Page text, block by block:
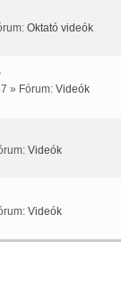
Oktató videók
» Fórum: Videók
Videók
Videók